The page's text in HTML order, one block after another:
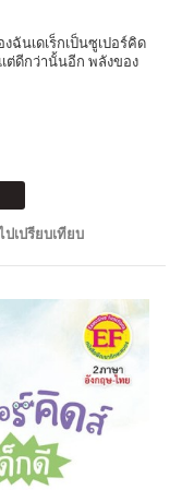
ฉันเดเร็กเป็นซูเปอร์คิด
ต่ดีกว่านั้นอีก พลังของ
ปเปรียบเทียบ